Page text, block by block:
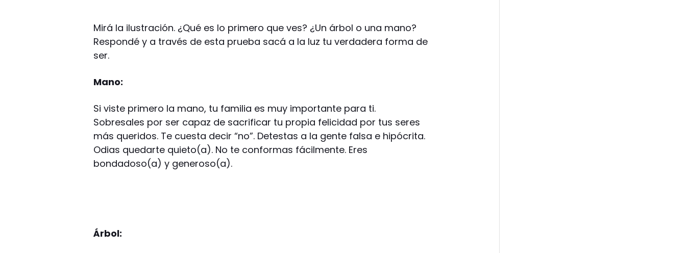
Mirá la ilustración. ¿Qué es lo primero que ves? ¿Un árbol o una mano?
Respondé y a través de esta prueba sacá a la luz tu verdadera forma de
ser.
Mano:
Si viste primero la mano, tu familia es muy importante para ti.
Sobresales por ser capaz de sacrificar tu propia felicidad por tus seres
más queridos. Te cuesta decir “no”. Detestas a la gente falsa e hipócrita.
Odias quedarte quieto(a). No te conformas fácilmente. Eres
bondadoso(a) y generoso(a).
Árbol: